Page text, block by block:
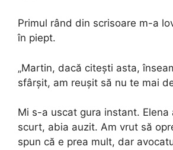
Primul rând din scrisoare m-a
în piept.
„Martin, dacă citești asta,
sfârșit, am reușit să nu te mai
Mi s-a uscat gura instant. Elena
scurt, abia auzit. Am vrut să
spun că e prea mult, dar